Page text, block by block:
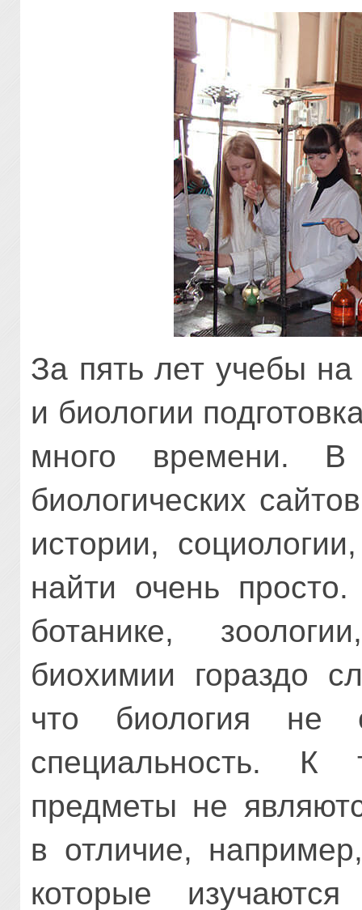
За пять лет учебы на
и биологии
много времени.
биологических
истории,
найти очень
ботанике,
биохимии гораздо
что биология не
специальность. К
предметы не
в отличие,
которые